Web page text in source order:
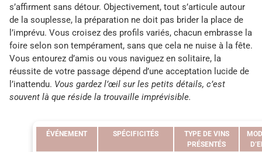
s’affirment sans détour. Objectivement, tout s’articule autour
de la souplesse, la préparation ne doit pas brider la place de
l’imprévu. Vous croisez des profils variés, chacun embrasse la
foire selon son tempérament, sans que cela ne nuise à la fête.
Vous entourez d’amis ou vous naviguez en solitaire, la
réussite de votre passage dépend d’une acceptation lucide de
l’inattendu. Vous gardez l’œil sur les petits détails, c’est
souvent là que réside la trouvaille imprévisible.
ÉVÉNEMENT SPÉCIFICITÉS
TYPE DE VINS
PRÉSENTÉS